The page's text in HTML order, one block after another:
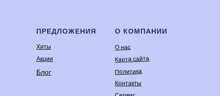
ПРЕДЛОЖЕНИЯ
Хиты
Акции
Блог
О КОМПАНИИ
О нас
Карта сайта
Политика
Контакты